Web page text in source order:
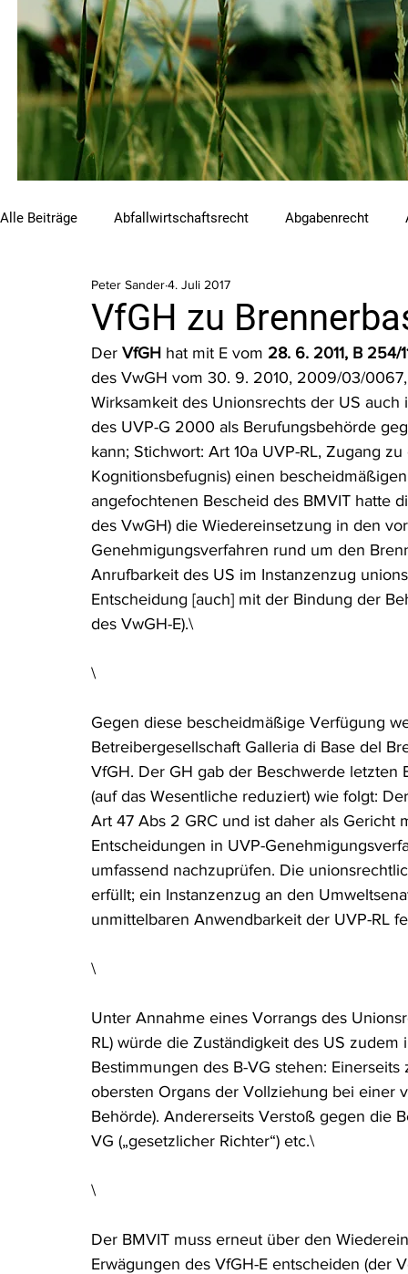
Alle Beiträge Abfallwirtschaftsrecht Abgabenrecht
Beihilfen und Förderungen
Luftreinhalterecht Naturschutzrecht
Rohstoffrecht (Umwelt-)Strafrecht Tierschutzrecht
Verfahrensrecht Vergaberecht Verkehr- und
Wasserrecht RDU Umwelt-Ausgabe Erdgas
VfGH zu
Peter Sander4. Juli 2017
Der VfGH hat mit E vom 28. 6. 2011, B 254/
des VwGH vom 30. 9. 2010, 2009/03/
Wirksamkeit des Unionsrechts der US
des UVP-G 2000 als Berufungsbehörde
kann; Stichwort: Art 10a UVP-RL, Zugang
Kognitionsbefugnis) einen
angefochtenen Bescheid des BMVIT hatte
des VwGH) die Wiedereinsetzung in den
Genehmigungsverfahren rund um den
Anrufbarkeit des US im Instanzenzug
Entscheidung [auch] mit der Bindung der
des VwGH-E).\
\
Gegen diese bescheidmäßige Verfügung
Betreibergesellschaft Galleria di Base del
VfGH. Der GH gab der Beschwerde
(auf das Wesentliche reduziert) wie folgt:
Art 47 Abs 2 GRC und ist daher als
Entscheidungen in UVP-
umfassend nachzuprüfen. Die
erfüllt; ein Instanzenzug an den
unmittelbaren Anwendbarkeit der UVP-RL
\
Unter Annahme eines Vorrangs des
RL) würde die Zuständigkeit des US
Bestimmungen des B-VG stehen:
obersten Organs der Vollziehung bei einer
Behörde). Andererseits Verstoß gegen die
VG („gesetzlicher Richter“) etc.\
\
Der BMVIT muss erneut über den
Erwägungen des VfGH-E entscheiden (der